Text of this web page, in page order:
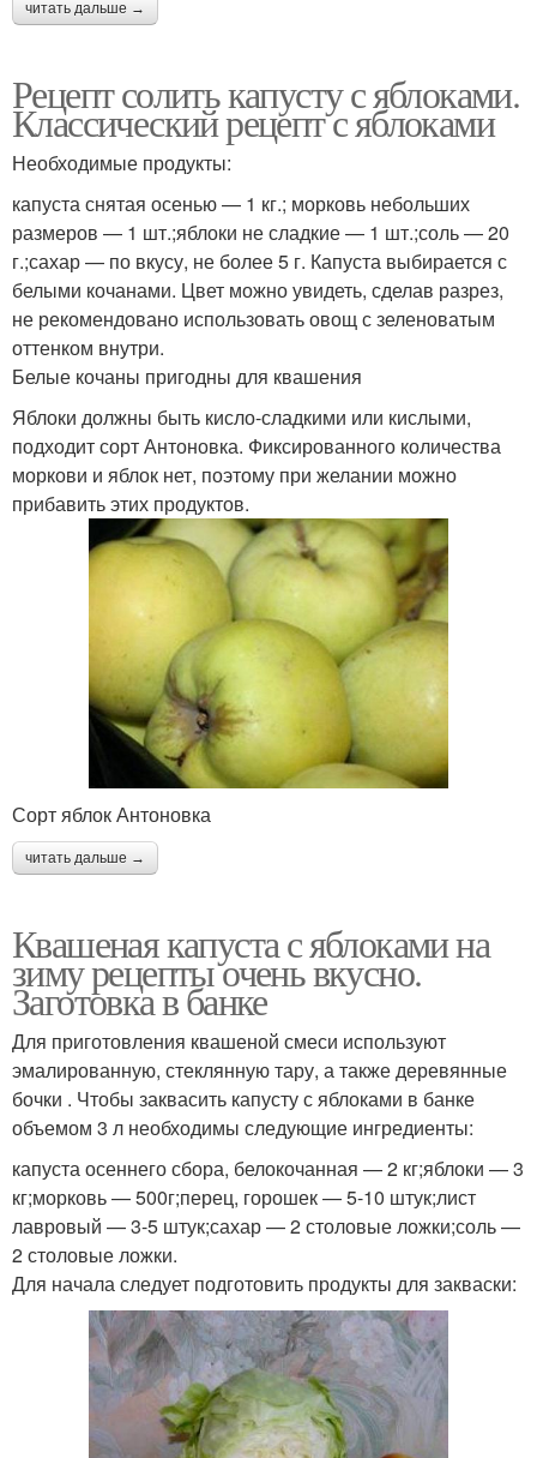
читать дальше →
Рецепт солить капусту с яблоками.
Классический рецепт с яблоками
Необходимые продукты:
капуста снятая осенью — 1 кг.; морковь небольших
размеров — 1 шт.;яблоки не сладкие — 1 шт.;соль — 20
г.;сахар — по вкусу, не более 5 г. Капуста выбирается с
белыми кочанами. Цвет можно увидеть, сделав разрез,
не рекомендовано использовать овощ с зеленоватым
оттенком внутри.
Белые кочаны пригодны для квашения
Яблоки должны быть кисло-сладкими или кислыми,
подходит сорт Антоновка. Фиксированного количества
моркови и яблок нет, поэтому при желании можно
прибавить этих продуктов.
Сорт яблок Антоновка
читать дальше →
Квашеная капуста с яблоками на
зиму рецепты очень вкусно.
Заготовка в банке
Для приготовления квашеной смеси используют
эмалированную, стеклянную тару, а также деревянные
бочки . Чтобы заквасить капусту с яблоками в банке
объемом 3 л необходимы следующие ингредиенты:
капуста осеннего сбора, белокочанная — 2 кг;яблоки — 3
кг;морковь — 500г;перец, горошек — 5-10 штук;лист
лавровый — 3-5 штук;сахар — 2 столовые ложки;соль —
2 столовые ложки.
Для начала следует подготовить продукты для закваски: